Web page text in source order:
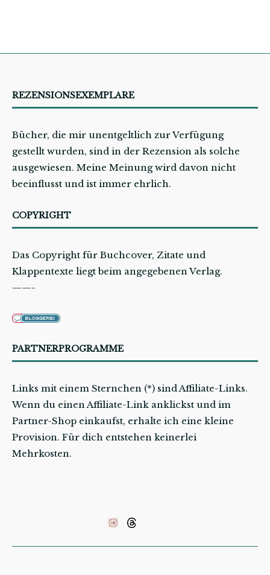
REZENSIONSEXEMPLARE
Bücher, die mir unentgeltlich zur Verfügung
gestellt wurden, sind in der Rezension als solche
ausgewiesen. Meine Meinung wird davon nicht
beeinflusst und ist immer ehrlich.
COPYRIGHT
Das Copyright für Buchcover, Zitate und
Klappentexte liegt beim angegebenen Verlag.
——-
PARTNERPROGRAMME
Links mit einem Sternchen (*) sind Affiliate-Links.
Wenn du einen Affiliate-Link anklickst und im
Partner-Shop einkaufst, erhalte ich eine kleine
Provision. Für dich entstehen keinerlei
Mehrkosten.